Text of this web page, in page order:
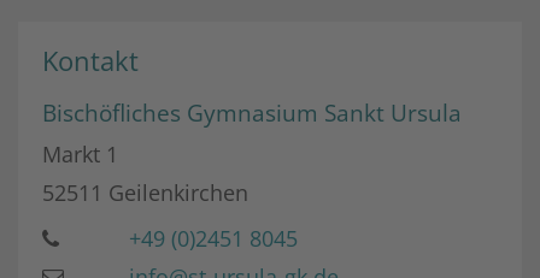
Kontakt
Bischöfliches Gymnasium Sankt Ursula
Markt 1
52511 Geilenkirchen
+49 (0)2451 8045